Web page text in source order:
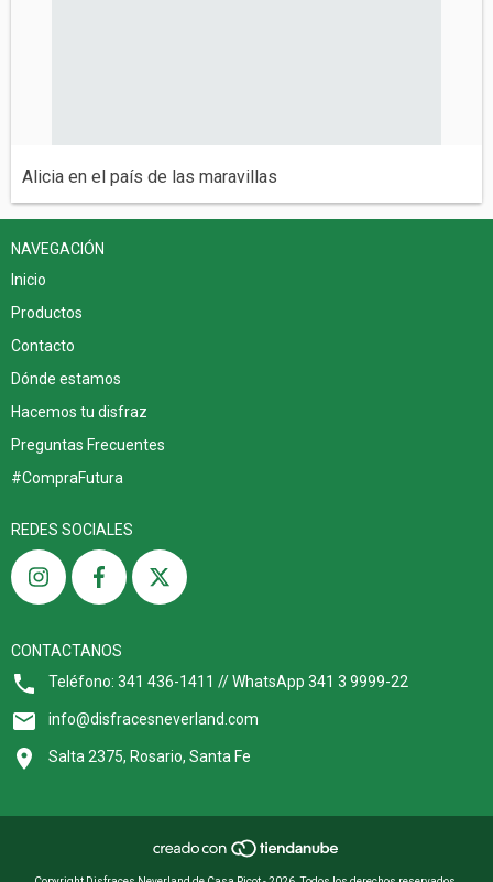
Alicia en el país de las maravillas
NAVEGACIÓN
Inicio
Productos
Contacto
Dónde estamos
Hacemos tu disfraz
Preguntas Frecuentes
#CompraFutura
REDES SOCIALES
CONTACTANOS
Teléfono: 341 436-1411 // WhatsApp 341 3 9999-22
info@disfracesneverland.com
Salta 2375, Rosario, Santa Fe